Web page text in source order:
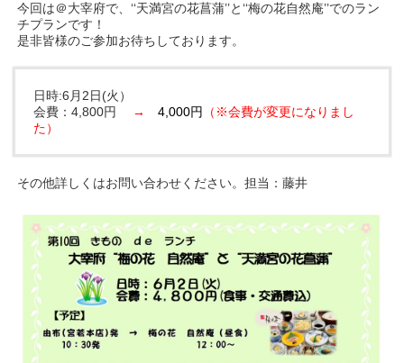
今回は＠大宰府で、‘‘天満宮の花菖蒲’’と‘‘梅の花自然庵’’でのラン
チプランです！
是非皆様のご参加お待ちしております。
日時:6月2日(火）
会費：4,800円 → 4,000円
（※会費が変更になりまし
た）
その他詳しくはお問い合わせください。担当：藤井